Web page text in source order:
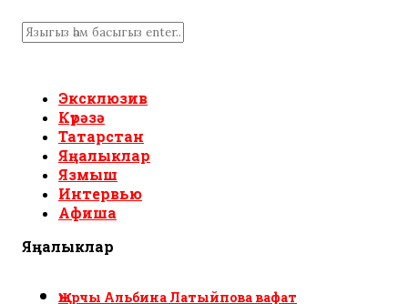
Эксклюзив
Күрәзә
Татарстан
Яңалыклар
Язмыш
Интервью
Афиша
Яңалыклар
Җырчы Альбина Латыйпова вафат